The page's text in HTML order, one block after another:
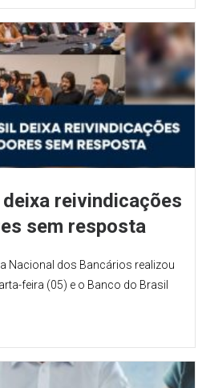
reivindicações
sem resposta
Nacional dos Bancários realizou
feira (05) e o Banco do Brasil